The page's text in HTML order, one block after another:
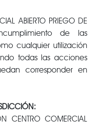
ABIERTO PRIEGO DE
de las
cualquier utilización
todas las acciones
corresponder en
CENTRO COMERCIAL